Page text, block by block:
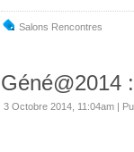
Salons Rencontres
Géné@2014
3 Octobre 2014, 11:04am |